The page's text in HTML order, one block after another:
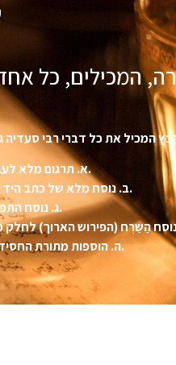
המכילים, כל
המכיל את כל דברי רבי סעדיה
א. תרגום מלא לעברית של תפסיר רבי סעדיה גאון במלואו לכל פסוק ופסוק.
ב. נוסח מלא של כתב היד בערבית-יהודית מנוקד בניקוד עברי חדיש המסייע רבות לקריאתו.
ג. נוסח התַּפְסִיר המלא בערבית מנוקד לפי כללי השפה הערבית.
ה. הוספות מתורת החסידות ומדברי המלקט לפי עניין הפסוק ברוח פירוש רבי סעדיה גאון.